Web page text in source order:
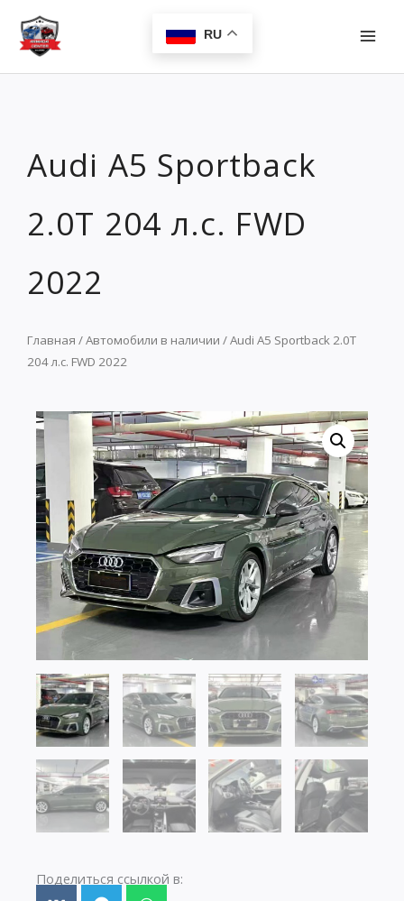
Перейти
содержимому
RU
Audi A5 Sportback
2.0T 204 л.с. FWD
2022
Главная /Автомобили в наличии / Audi A5 Sportback 2.0T
204 л.с. FWD 2022
Поделиться ссылкой в: